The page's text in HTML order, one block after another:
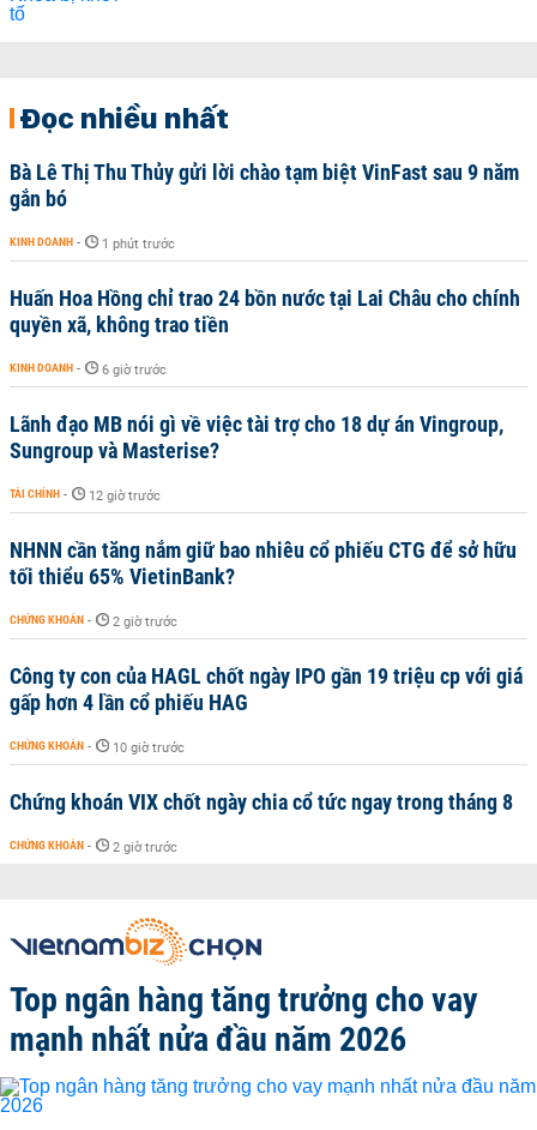
Đọc nhiều nhất
Bà Lê Thị Thu Thủy gửi lời chào tạm biệt VinFast sau 9 năm
gắn bó
KINH DOANH - 1 phút trước
Huấn Hoa Hồng chỉ trao 24 bồn nước tại Lai Châu cho chính
quyền xã, không trao tiền
KINH DOANH - 6 giờ trước
Lãnh đạo MB nói gì về việc tài trợ cho 18 dự án Vingroup,
Sungroup và Masterise?
TÀI CHÍNH - 12 giờ trước
NHNN cần tăng nắm giữ bao nhiêu cổ phiếu CTG để sở hữu
tối thiểu 65% VietinBank?
CHỨNG KHOÁN - 2 giờ trước
Công ty con của HAGL chốt ngày IPO gần 19 triệu cp với giá
gấp hơn 4 lần cổ phiếu HAG
CHỨNG KHOÁN - 10 giờ trước
Chứng khoán VIX chốt ngày chia cổ tức ngay trong tháng 8
CHỨNG KHOÁN - 2 giờ trước
Top ngân hàng tăng trưởng cho vay
mạnh nhất nửa đầu năm 2026